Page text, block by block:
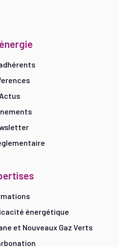
Actus
énergétique
et Nouveaux Gaz Verts